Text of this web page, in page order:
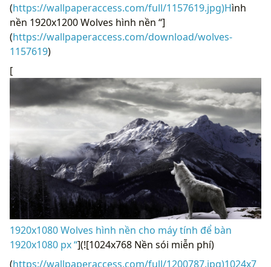
(https://wallpaperaccess.com/full/1157619.jpg)Hình
nền 1920x1200 Wolves hình nền “]
(https://wallpaperaccess.com/download/wolves-
1157619)
[
1920x1080 Wolves hình nền cho máy tính để bàn
1920x1080 px “](![1024x768 Nền sói miễn phí)
(https://wallpaperaccess.com/full/1200787.jpg)1024x7